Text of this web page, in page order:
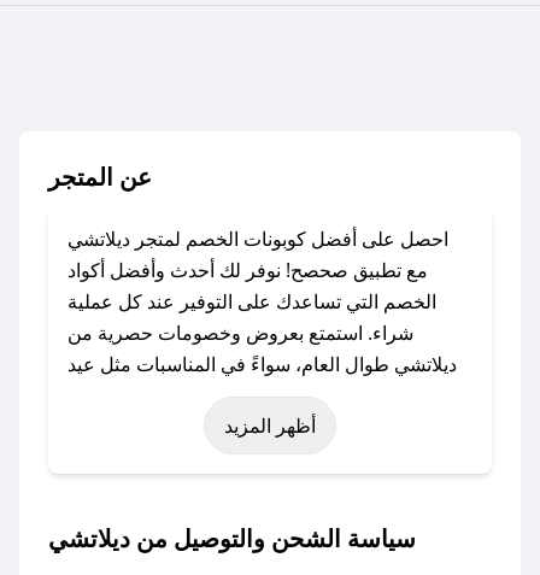
عن المتجر
احصل على أفضل كوبونات الخصم لمتجر ديلاتشي
مع تطبيق صحصح! نوفر لك أحدث وأفضل أكواد
الخصم التي تساعدك على التوفير عند كل عملية
شراء. استمتع بعروض وخصومات حصرية من
ديلاتشي طوال العام، سواءً في المناسبات مثل عيد
الفطر، عيد الأضحى، الجمعة البيضاء (شهر نوفمبر)،
رمضان، اليوم الوطني، يوم التأسيس، أو حتى عروض
باستخدام تطبيق صحصح، يمكنك العثور بسهولة على
أظهر المزيد
سياسة الشحن والتوصيل من ديلاتشي